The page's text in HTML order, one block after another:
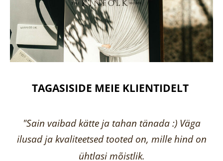
TAGASISIDE MEIE KLIENTIDELT
"Sain vaibad kätte ja tahan tänada :) Väga
ilusad ja kvaliteetsed tooted on, mille hind on
ühtlasi mõistlik.